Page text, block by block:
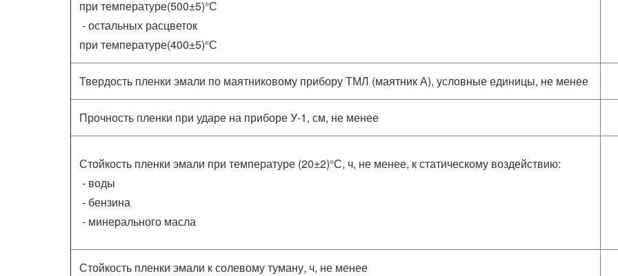
при температуре(500±5)°С
- остальных расцветок
при температуре(400±5)°С
Твердость пленки эмали по маятниковому прибору ТМЛ (маятник А), условные единицы, не менее
Прочность пленки при ударе на приборе У-1, см, не менее
Стойкость пленки эмали при температуре (20±2)°С, ч, не менее, к статическому воздействию:
- воды
- бензина
- минерального масла
Стойкость пленки эмали к солевому туману, ч, не менее